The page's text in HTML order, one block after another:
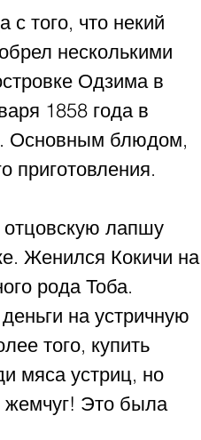
того, что некий
несколькими
Одзима в
1858 года в
Основным блюдом,
отцовскую лапшу
Женился Кокичи на
рода Тоба.
на устричную
того, купить
мяса устриц, но
жемчуг! Это была